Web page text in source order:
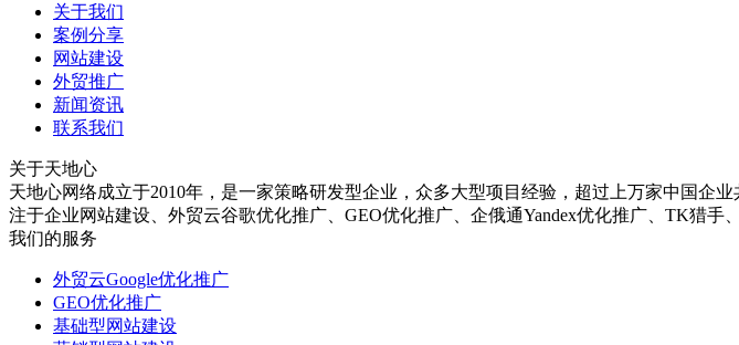
关于我们
案例分享
网站建设
外贸推广
新闻资讯
联系我们
关于天地心
天地心网络成立于2010年，是一家策略研发型企业，众多大型项目经验，超过上万家中国企
注于企业网站建设、外贸云谷歌优化推广、GEO优化推广、企俄通Yandex优化推广、TK猎手
我们的服务
外贸云Google优化推广
GEO优化推广
基础型网站建设